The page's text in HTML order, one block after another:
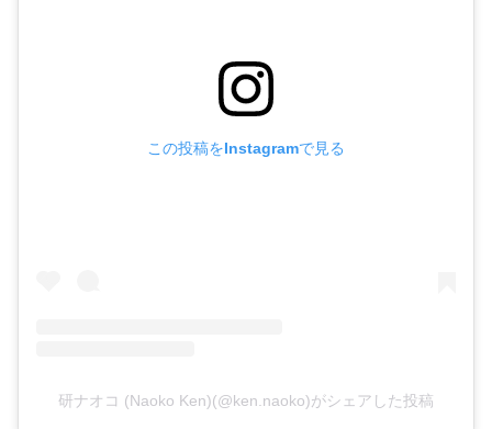
この投稿をInstagramで見る
研ナオコ (Naoko Ken)(@ken.naoko)がシェアした投稿